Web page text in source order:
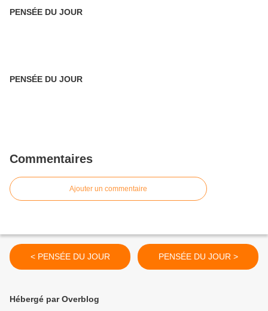
PENSÉE DU JOUR
PENSÉE DU JOUR
Commentaires
Ajouter un commentaire
< PENSÉE DU JOUR PENSÉE DU JOUR >
Hébergé par Overblog